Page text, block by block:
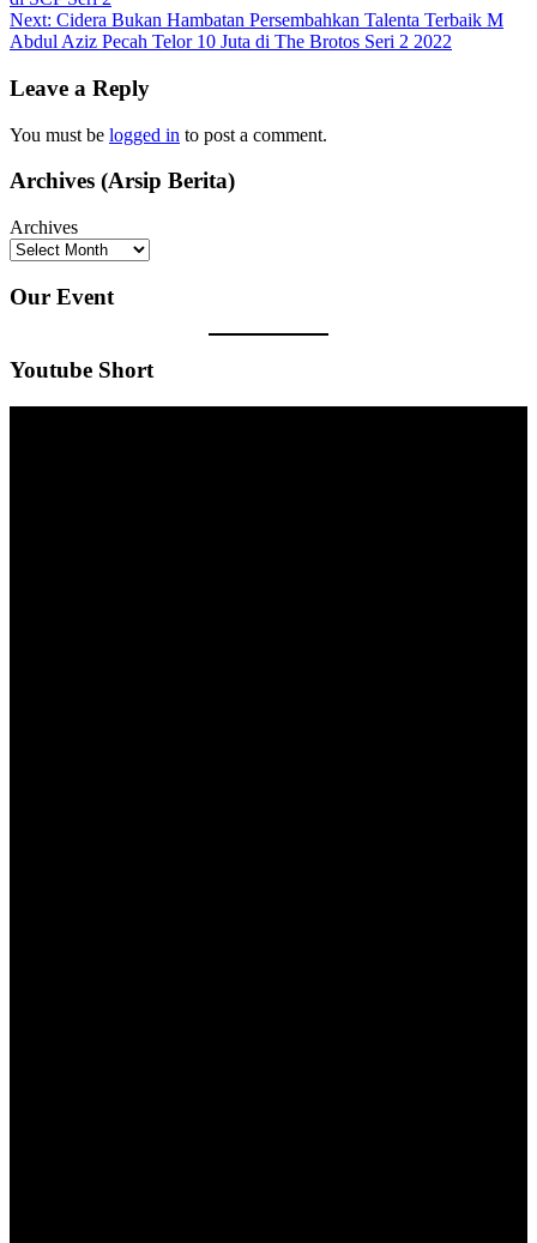
navigation
Next: Cidera Bukan Hambatan Persembahkan Talenta Terbaik M
Abdul Aziz Pecah Telor 10 Juta di The Brotos Seri 2 2022
Leave a Reply
You must be logged in to post a comment.
Archives (Arsip Berita)
Archives
Our Event
Youtube Short